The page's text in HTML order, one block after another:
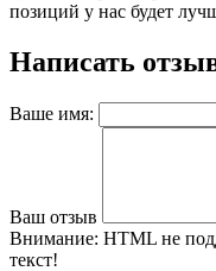
позиций у нас будет
Написать
Ваше имя:
Ваш отзыв
Внимание: HTML не
текст!